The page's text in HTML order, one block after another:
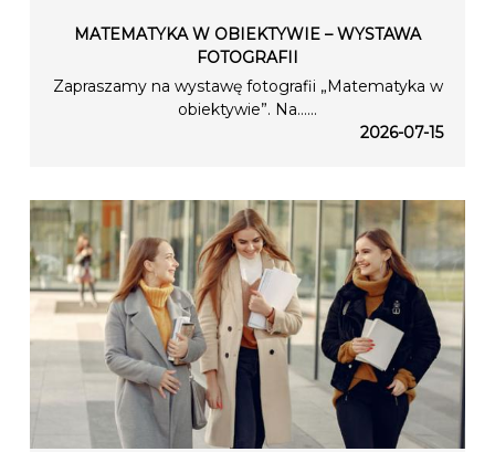
MATEMATYKA W OBIEKTYWIE – WYSTAWA
FOTOGRAFII
Zapraszamy na wystawę fotografii „Matematyka w
obiektywie”. Na…...
2026-07-15